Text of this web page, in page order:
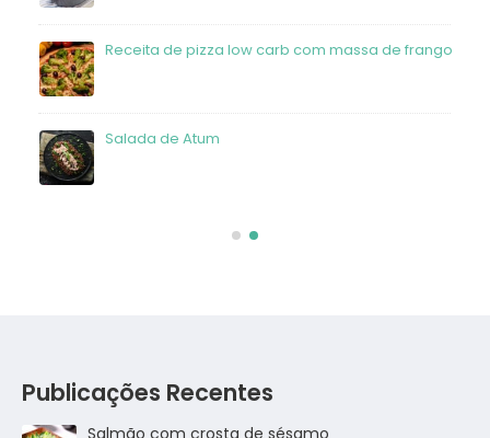
Receita de pizza low carb com massa de frango
Salada de Atum
Publicações Recentes
Salmão com crosta de sésamo